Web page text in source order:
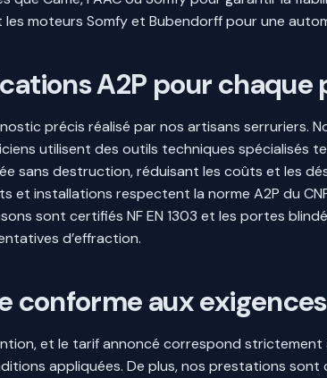
moteurs Somfy et Bubendorff pour une
A2P pour chaque
précis réalisé par nos artisans serruriers.
utilisent des outils techniques spécialisés
sans destruction, réduisant les coûts et les
installations respectent la norme A2P du
sont certifiés NF EN 1303 et les portes
d’effraction.
conforme aux
et le tarif annoncé correspond strictement
appliquées. De plus, nos prestations